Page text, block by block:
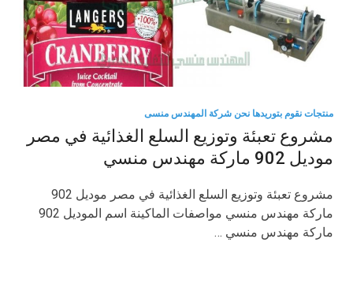
منتجات نقوم بتوريدها نحن شركة المهندس منسى
مشروع تعبئة وتوزيع السلع الغذائية في مصر
موديل 902 ماركة مهندس منسي
مشروع تعبئة وتوزيع السلع الغذائية في مصر موديل 902
ماركة مهندس منسي مواصفات الماكينة اسم الموديل 902
ماركة مهندس منسي …